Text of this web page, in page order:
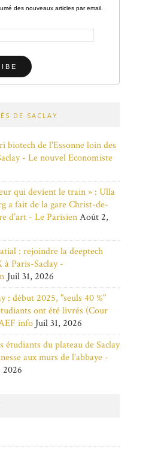
des nouveaux articles par email.
DE SACLAY
biotech de l'Essonne loin des
- Le nouvel Economiste
qui devient le train » : Ulla
a fait de la gare Christ-de-
d’art - Le ParisienAoût 2,
: rejoindre la deeptech
Paris-Saclay -
Juil 31, 2026
: début 2025, "seuls 40 %"
ont été livrés (Cour
info Juil 31, 2026
étudiants du plateau de Saclay
aux murs de l’abbaye -
2026